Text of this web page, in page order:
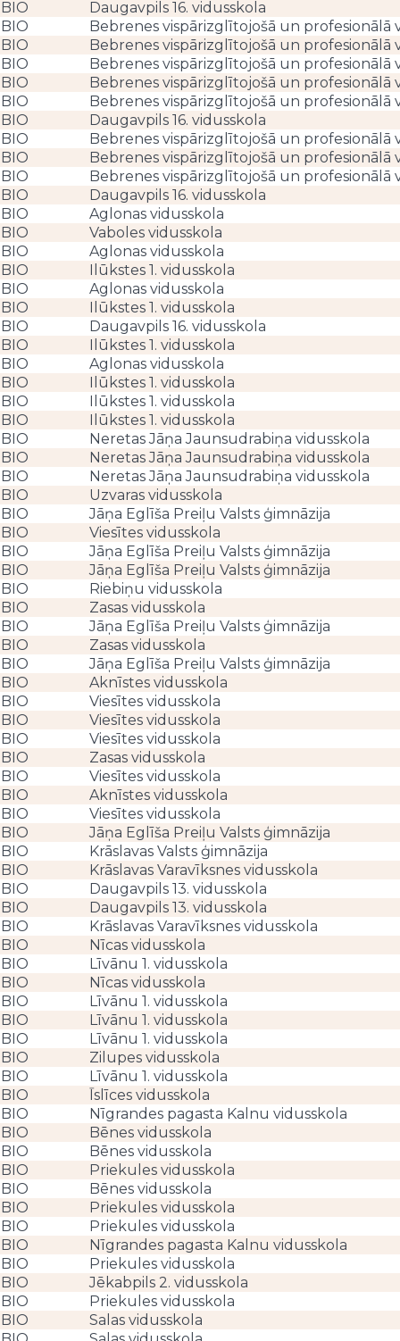
BIO
Daugavpils 16. vidusskola
BIO
Bebrenes vispārizglītojošā un profesionālā
BIO
Bebrenes vispārizglītojošā un profesionālā
BIO
Bebrenes vispārizglītojošā un profesionālā
BIO
Bebrenes vispārizglītojošā un profesionālā
BIO
Bebrenes vispārizglītojošā un profesionālā
BIO
Daugavpils 16. vidusskola
BIO
Bebrenes vispārizglītojošā un profesionālā
BIO
Bebrenes vispārizglītojošā un profesionālā
BIO
Bebrenes vispārizglītojošā un profesionālā
BIO
Daugavpils 16. vidusskola
BIO
Aglonas vidusskola
BIO
Vaboles vidusskola
BIO
Aglonas vidusskola
BIO
Ilūkstes 1. vidusskola
BIO
Aglonas vidusskola
BIO
Ilūkstes 1. vidusskola
BIO
Daugavpils 16. vidusskola
BIO
Ilūkstes 1. vidusskola
BIO
Aglonas vidusskola
BIO
Ilūkstes 1. vidusskola
BIO
Ilūkstes 1. vidusskola
BIO
Ilūkstes 1. vidusskola
BIO
Neretas Jāņa Jaunsudrabiņa vidusskola
BIO
Neretas Jāņa Jaunsudrabiņa vidusskola
BIO
Neretas Jāņa Jaunsudrabiņa vidusskola
BIO
Uzvaras vidusskola
BIO
Jāņa Eglīša Preiļu Valsts ģimnāzija
BIO
Viesītes vidusskola
BIO
Jāņa Eglīša Preiļu Valsts ģimnāzija
BIO
Jāņa Eglīša Preiļu Valsts ģimnāzija
BIO
Riebiņu vidusskola
BIO
Zasas vidusskola
BIO
Jāņa Eglīša Preiļu Valsts ģimnāzija
BIO
Zasas vidusskola
BIO
Jāņa Eglīša Preiļu Valsts ģimnāzija
BIO
Aknīstes vidusskola
BIO
Viesītes vidusskola
BIO
Viesītes vidusskola
BIO
Viesītes vidusskola
BIO
Zasas vidusskola
BIO
Viesītes vidusskola
BIO
Aknīstes vidusskola
BIO
Viesītes vidusskola
BIO
Jāņa Eglīša Preiļu Valsts ģimnāzija
BIO
Krāslavas Valsts ģimnāzija
BIO
Krāslavas Varavīksnes vidusskola
BIO
Daugavpils 13. vidusskola
BIO
Daugavpils 13. vidusskola
BIO
Krāslavas Varavīksnes vidusskola
BIO
Nīcas vidusskola
BIO
Līvānu 1. vidusskola
BIO
Nīcas vidusskola
BIO
Līvānu 1. vidusskola
BIO
Līvānu 1. vidusskola
BIO
Līvānu 1. vidusskola
BIO
Zilupes vidusskola
BIO
Līvānu 1. vidusskola
BIO
Īslīces vidusskola
BIO
Nīgrandes pagasta Kalnu vidusskola
BIO
Bēnes vidusskola
BIO
Bēnes vidusskola
BIO
Priekules vidusskola
BIO
Bēnes vidusskola
BIO
Priekules vidusskola
BIO
Priekules vidusskola
BIO
Nīgrandes pagasta Kalnu vidusskola
BIO
Priekules vidusskola
BIO
Jēkabpils 2. vidusskola
BIO
Priekules vidusskola
BIO
Salas vidusskola